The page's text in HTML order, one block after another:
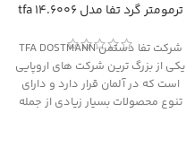
ترمومتر گرد تفا مدل 14.6006 tfa
شرکت تفا دستمن TFA DOSTMANN
یکی از بزرگ ترین شرکت های اروپایی
است که در آلمان قرار دارد و دارای
تنوع محصولات بسیار زیادی از جمله